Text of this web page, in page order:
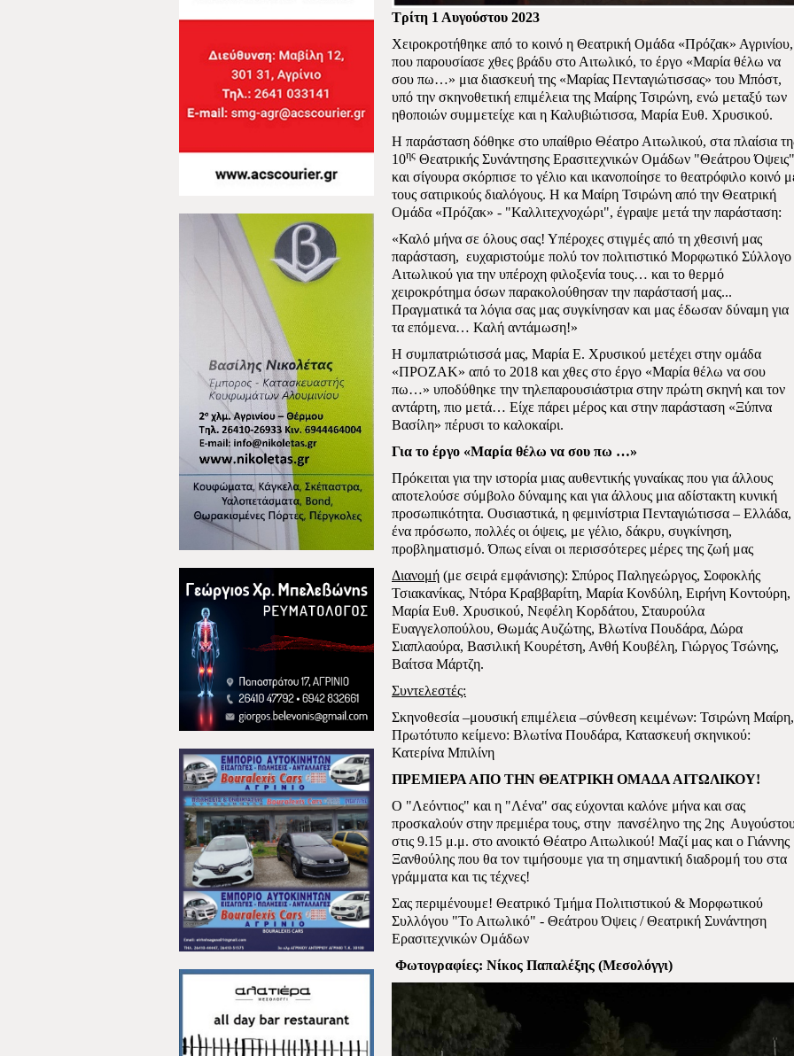
Τρίτη 1 Αυγούστου 2023
Χειροκροτήθηκε από το κοινό η Θεατρική Ομάδα «Πρόζακ» Αγρινίου,
που παρουσίασε χθες βράδυ στο Αιτωλικό, το έργο «Μαρία θέλω να
σου πω…» μια διασκευή της «Μαρίας Πενταγιώτισσας» του Μπόστ,
υπό την σκηνοθετική επιμέλεια της Μαίρης Τσιρώνη, ενώ μεταξύ των
ηθοποιών συμμετείχε και η Καλυβιώτισσα, Μαρία Ευθ. Χρυσικού.
Η παράσταση δόθηκε στο υπαίθριο Θέατρο Αιτωλικού, στα πλαίσια
10ης Θεατρικής Συνάντησης Ερασιτεχνικών Ομάδων "Θεάτρου Όψεις"
και σίγουρα σκόρπισε το γέλιο και ικανοποίησε το θεατρόφιλο κοινό
τους σατιρικούς διαλόγους. Η κα Μαίρη Τσιρώνη από την Θεατρική
Ομάδα «Πρόζακ» - "Καλλιτεχνοχώρι", έγραψε μετά την παράσταση:
«Καλό μήνα σε όλους σας! Υπέροχες στιγμές από τη χθεσινή μας
παράσταση, ευχαριστούμε πολύ τον πολιτιστικό Μορφωτικό Σύλλογο
Αιτωλικού για την υπέροχη φιλοξενία τους… και το θερμό
χειροκρότημα όσων παρακολούθησαν την παράστασή μας...
Πραγματικά τα λόγια σας μας συγκίνησαν και μας έδωσαν δύναμη για
τα επόμενα… Καλή αντάμωση!»
Η συμπατριώτισσά μας, Μαρία Ε. Χρυσικού μετέχει στην ομάδα
«ΠΡΟΖΑΚ» από το 2018 και χθες στο έργο «Μαρία θέλω να σου
πω…» υποδύθηκε την τηλεπαρουσιάστρια στην πρώτη σκηνή και τον
αντάρτη, πιο μετά… Είχε πάρει μέρος και στην παράσταση «Ξύπνα
Βασίλη» πέρυσι το καλοκαίρι.
Για το έργο «Μαρία θέλω να σου πω …»
Πρόκειται για την ιστορία μιας αυθεντικής γυναίκας που για άλλους
αποτελούσε σύμβολο δύναμης και για άλλους μια αδίστακτη κυνική
προσωπικότητα. Ουσιαστικά, η φεμινίστρια Πενταγιώτισσα – Ελλάδα,
ένα πρόσωπο, πολλές οι όψεις, με γέλιο, δάκρυ, συγκίνηση,
προβληματισμό. Όπως είναι οι περισσότερες μέρες της ζωή μας
Διανομή (με σειρά εμφάνισης): Σπύρος Παληγεώργος, Σοφοκλής
Τσιακανίκας, Ντόρα Κραββαρίτη, Μαρία Κονδύλη, Ειρήνη Κοντούρη,
Μαρία Ευθ. Χρυσικού, Νεφέλη Κορδάτου, Σταυρούλα
Ευαγγελοπούλου, Θωμάς Αυζώτης, Βλωτίνα Πουδάρα, Δώρα
Σιαπλαούρα, Βασιλική Κουρέτση, Ανθή Κουβέλη, Γιώργος Τσώνης,
Βαίτσα Μάρτζη.
Συντελεστές:
Σκηνοθεσία –μουσική επιμέλεια –σύνθεση κειμένων: Τσιρώνη Μαίρη,
Πρωτότυπο κείμενο: Βλωτίνα Πουδάρα, Κατασκευή σκηνικού:
Κατερίνα Μπιλίνη
ΠΡΕΜΙΕΡΑ ΑΠΟ ΤΗΝ ΘΕΑΤΡΙΚΗ ΟΜΑΔΑ ΑΙΤΩΛΙΚΟΥ!
Ο "Λεόντιος" και η "Λένα" σας εύχονται καλόνε μήνα και σας
προσκαλούν στην πρεμιέρα τους, στην πανσέληνο της 2ης
στις 9.15 μ.μ. στο ανοικτό Θέατρο Αιτωλικού! Μαζί μας και ο Γιάννης
Ξανθούλης που θα τον τιμήσουμε για τη σημαντική διαδρομή του στα
γράμματα και τις τέχνες!
Σας περιμένουμε! Θεατρικό Τμήμα Πολιτιστικού & Μορφωτικού
Συλλόγου "Το Αιτωλικό" - Θεάτρου Όψεις / Θεατρική Συνάντηση
Ερασιτεχνικών Ομάδων
Φωτογραφίες: Νίκος Παπαλέξης (Μεσολόγγι)